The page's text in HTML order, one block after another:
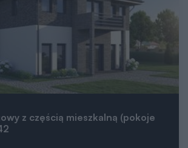
z częścią mieszkalną (pokoje